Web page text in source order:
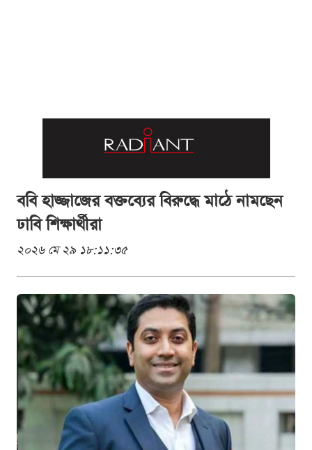
ববি হাজ্জাজের বক্তব্যের বিরুদ্ধে মাঠে নামছেন
ঢাবি শিক্ষার্থীরা
২০২৬ মে ২৯ ১৮:১১:৩৫